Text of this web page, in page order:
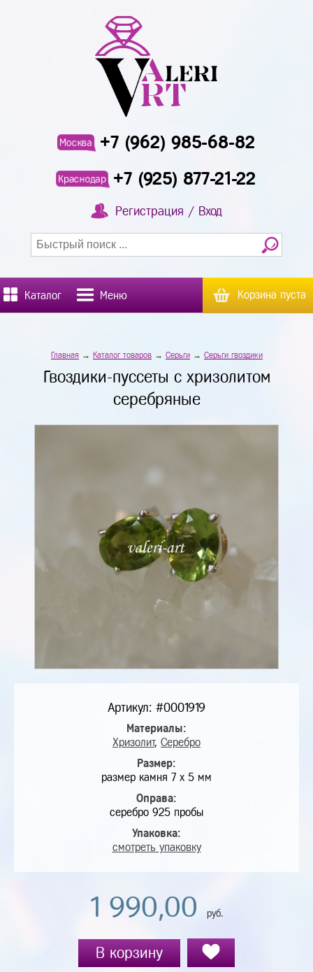
Москва +7 (962) 985-68-82
Краснодар +7 (925) 877-21-22
Регистрация / Вход
Каталог Меню Корзина пуста
Главная→ Каталог товаров→ Серьги→ Серьги гвоздики
Гвоздики-пуссеты с хризолитом
серебряные
Артикул: #0001919
Материалы:
Хризолит, Серебро
Размер:
размер камня 7 х 5 мм
Оправа:
серебро 925 пробы
Упаковка:
смотреть упаковку
1 990,00 руб.
В корзину